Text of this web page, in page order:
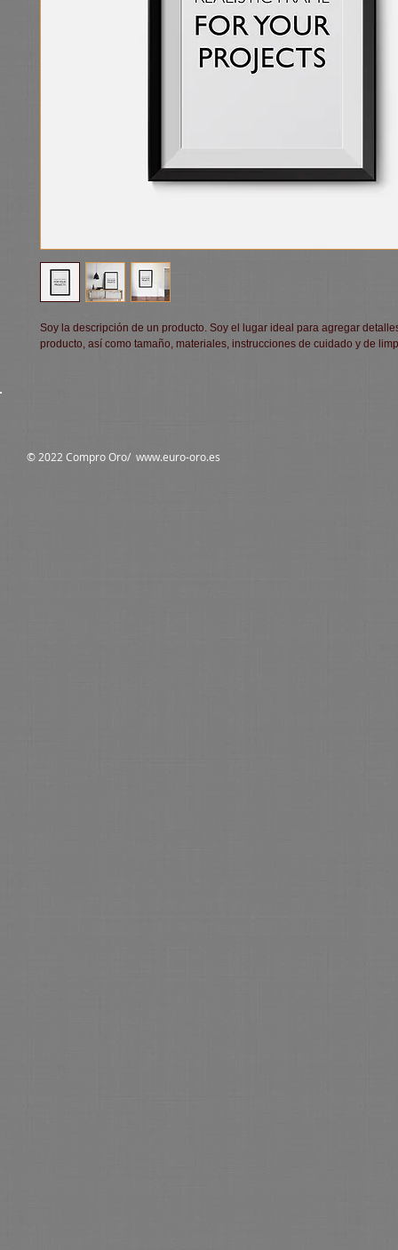
Soy la descripción de un producto. Soy el lugar ideal para agregar
producto, así como tamaño, materiales, instrucciones de cuidado y de
© 2022 Compro Oro/ www.euro-oro.es